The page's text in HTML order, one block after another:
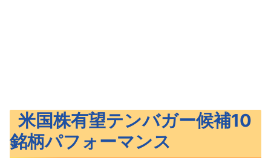
米国株有望テンバガー候補10
銘柄パフォーマンス